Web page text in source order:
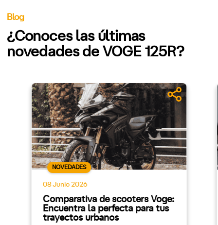
Blog
¿Conoces las últimas
novedades de VOGE 125R?
NOVEDADES
08 Junio 2026
Comparativa de scooters Voge:
Encuentra la perfecta para tus
trayectos urbanos